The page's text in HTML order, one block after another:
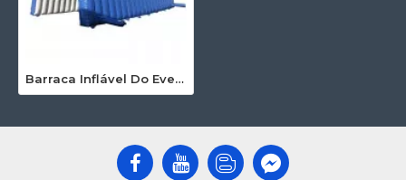
Barraca Inflável Do Evento